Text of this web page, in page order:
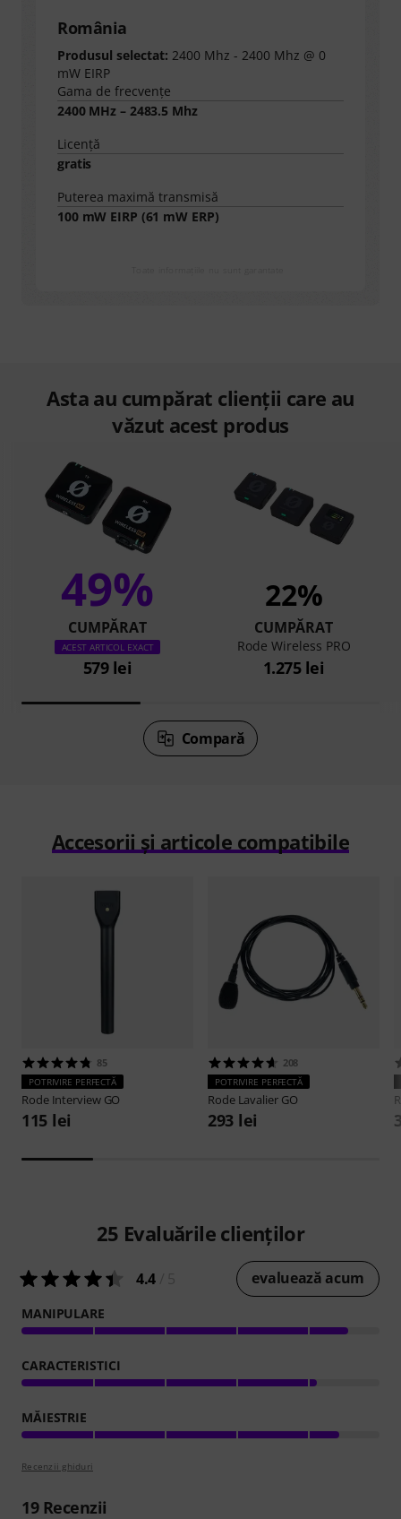
România
Produsul selectat: 2400 Mhz - 2400 Mhz @ 0
mW EIRP
Gama de frecvențe
2400 MHz – 2483.5 Mhz
Licență
gratis
Puterea maximă transmisă
100mW EIRP (61 mW ERP)
Asta au cumpărat clienții care au
văzut acest produs
49%
CUMPĂRAT
ACEST ARTICOL EXACT
579 lei
22%
CUMPĂRAT
Rode Wireless PRO
1.275 lei
Compară
Accesorii și articole compatibile
85
POTRIVIRE PERFECTĂ
Rode Interview GO
115 lei
208
POTRIVIRE PERFECTĂ
Rode Lavalier GO
293 lei
25 Evaluările clienților
4.4 evaluează acum
MANIPULARE
CARACTERISTICI
MĂIESTRIE
Recenzii ghiduri
19Recenzii